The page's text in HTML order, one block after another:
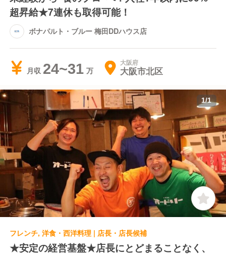
超昇給★7連休も取得可能！
ボナパルト・ブルー 梅田DDハウス店
月収 24~31 大阪府
大阪市北区
1/1
フレンチ, 洋食・西洋料理 | 店長・店長候補
★安定の経営基盤★店長にとどまることなく、